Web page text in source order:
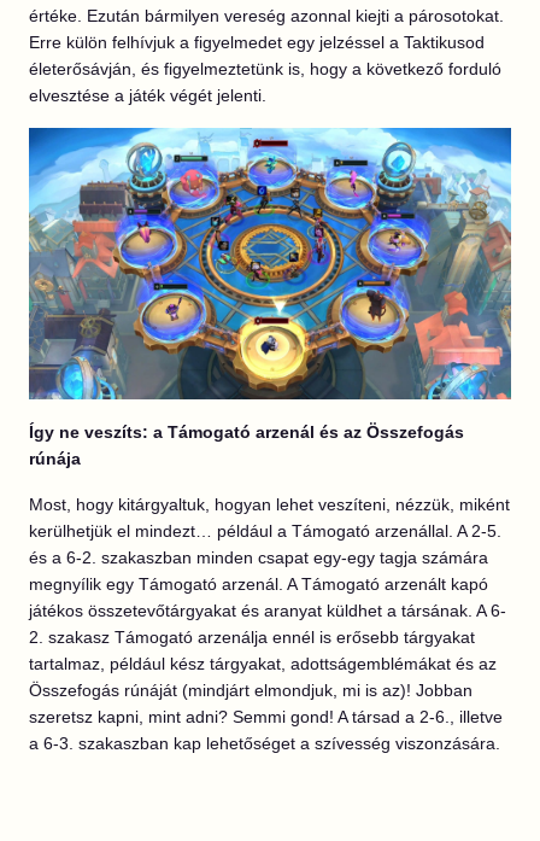
értéke. Ezután bármilyen vereség azonnal kiejti a párosotokat.
Erre külön felhívjuk a figyelmedet egy jelzéssel a Taktikusod
életerősávján, és figyelmeztetünk is, hogy a következő forduló
elvesztése a játék végét jelenti.
Így ne veszíts: a Támogató arzenál és az Összefogás
rúnája
Most, hogy kitárgyaltuk, hogyan lehet veszíteni, nézzük, miként
kerülhetjük el mindezt… például a Támogató arzenállal. A 2-5.
és a 6-2. szakaszban minden csapat egy-egy tagja számára
megnyílik egy Támogató arzenál. A Támogató arzenált kapó
játékos összetevőtárgyakat és aranyat küldhet a társának. A 6-
2. szakasz Támogató arzenálja ennél is erősebb tárgyakat
tartalmaz, például kész tárgyakat, adottságemblémákat és az
Összefogás rúnáját (mindjárt elmondjuk, mi is az)! Jobban
szeretsz kapni, mint adni? Semmi gond! A társad a 2-6., illetve
a 6-3. szakaszban kap lehetőséget a szívesség viszonzására.